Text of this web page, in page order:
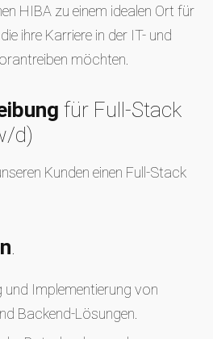
HIBA zu einem idealen Ort für
ihre Karriere in der IT- und
möchten.
für Full-Stack
d)
Kunden einen Full-Stack
.
und Implementierung von
Backend-Lösungen.